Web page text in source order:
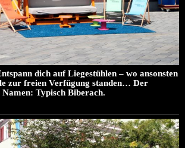
dich auf Liegestühlen – wo ansonsten
zur freien Verfügung standen… Der
Typisch Biberach.